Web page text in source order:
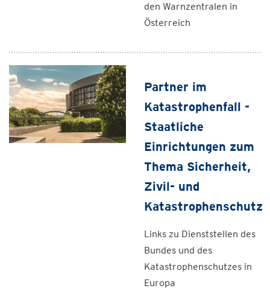
den Warnzentralen in
Österreich
Partner im
Katastrophenfall -
Staatliche
Einrichtungen zum
Thema Sicherheit,
Zivil- und
Katastrophenschutz
Links zu Dienststellen des
Bundes und des
Katastrophenschutzes in
Europa